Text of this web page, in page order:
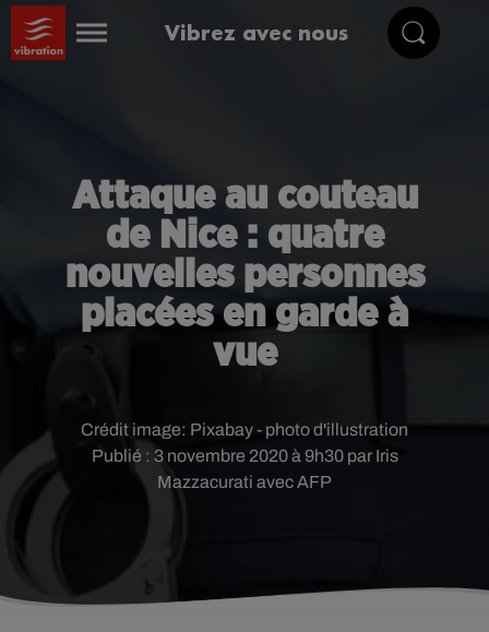
Vibrez avec nous
Attaque au couteau
de Nice : quatre
nouvelles personnes
placées en garde à
vue
Publié : 3 novembre 2020 à 9h30 par Iris
Mazzacurati avec AFP
Crédit image: Pixabay - photo d'illustration